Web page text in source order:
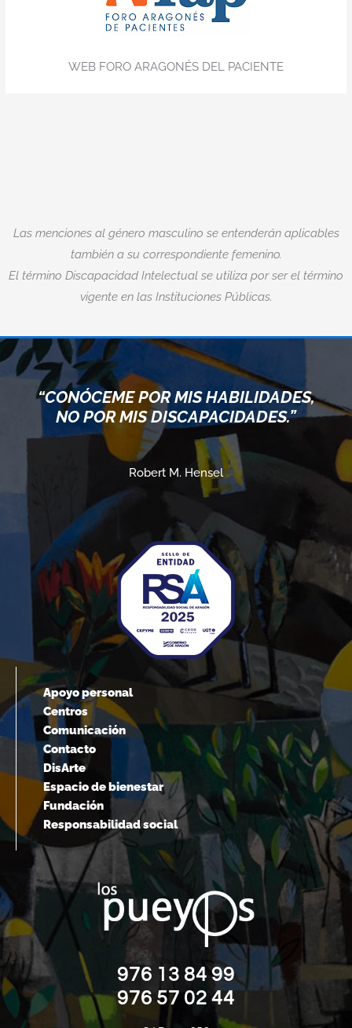
WEB FORO ARAGONÉS DEL PACIENTE
Las menciones al género masculino se entenderán aplicables
también a su correspondiente femenino.
El término Discapacidad Intelectual se utiliza por ser el término
vigente en las Instituciones Públicas.
“CONÓCEME POR MIS HABILIDADES,
NO POR MIS DISCAPACIDADES.”
Robert M. Hensel
Apoyo personal
Centros
Comunicación
Contacto
DisArte
Espacio de bienestar
Fundación
Responsabilidad social
976 13 84 99
976 57 02 44